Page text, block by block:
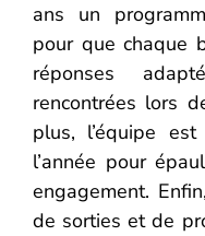
ans un
pour que chaque
réponses
rencontrées lors
plus, l’équipe
l’année pour
engagement.
de sorties et de